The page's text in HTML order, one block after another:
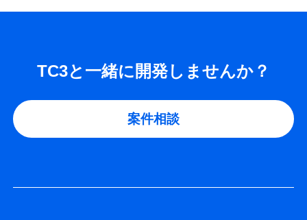
TC3と一緒に開発しませんか？
案件相談